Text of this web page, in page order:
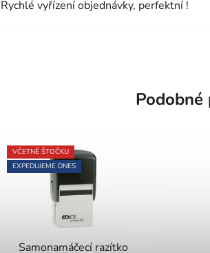
Rychlé vyřízení objednávky, perfektní !
VČETNĚ ŠTOČKU
EXPEDUJEME DNES
Samonamáčecí razítko